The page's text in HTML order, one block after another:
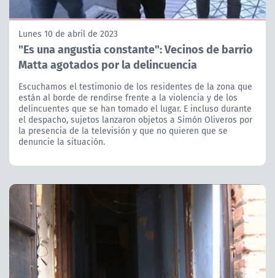
Lunes 10 de abril de 2023
"Es una angustia constante": Vecinos de barrio
Matta agotados por la delincuencia
Escuchamos el testimonio de los residentes de la zona que
están al borde de rendirse frente a la violencia y de los
delincuentes que se han tomado el lugar. E incluso durante
el despacho, sujetos lanzaron objetos a Simón Oliveros por
la presencia de la televisión y que no quieren que se
denuncie la situación.